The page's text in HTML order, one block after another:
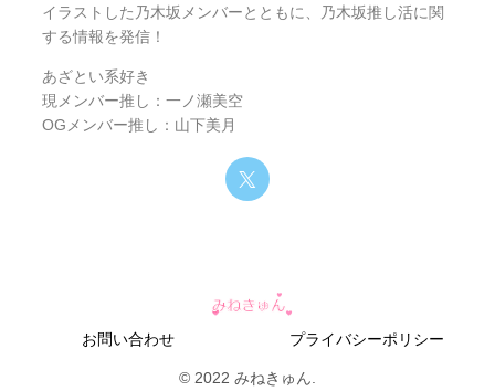
結論から言うと、川﨑桜は
さらに、Instagram投稿や各種報道から、
ただし、大学名・学部については「本人ブログで明言されて
いるわけではない」という点も押さえておくのが重要です！
特に高校は、卒アル流出により湘南学園高校が確定
可能性も調査
川﨑桜と立教大学の関係｜なぜ話題にな
るのか
立教と乃木坂のつながりとは？
立教大学は知名度が高く、芸能との親和性もあります！
イラストした乃木坂メンバーとともに、乃木坂推し活に関
する情報を発信！
あざとい系好き
現メンバー推し：一ノ瀬美空
OGメンバー推し：山下美月
お問い合わせ プライバシーポリシー
© 2022 みねきゅん.